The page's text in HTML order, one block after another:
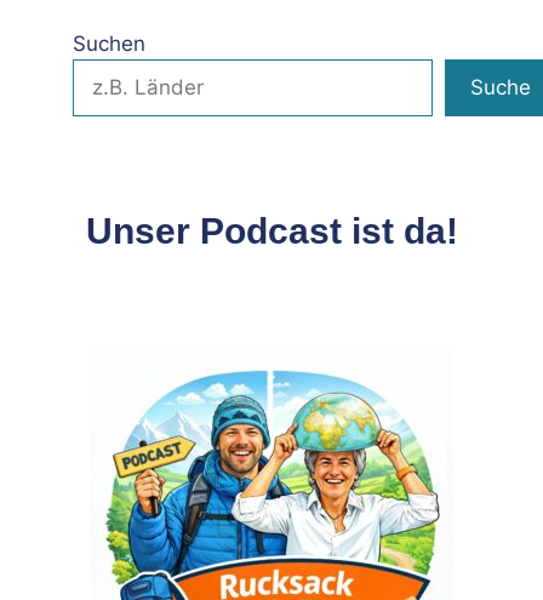
Suchen
Suche
Unser Podcast ist da!